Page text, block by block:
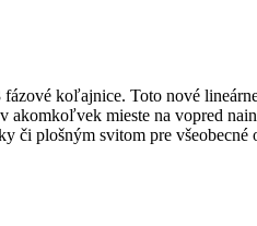
fázové koľajnice. Toto nové
akomkoľvek mieste na vopred
či plošným svitom pre